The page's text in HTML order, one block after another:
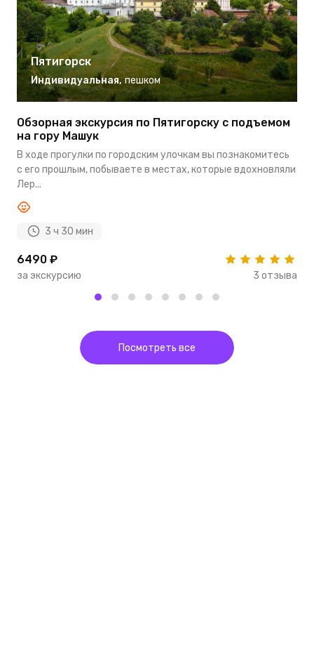
Пятигорск
Индивидуальная, пешком
Обзорная экскурсия по Пятигорску с подъемом
на гору Машук
В ходе прогулки по городским улочкам вы познакомитесь
с его прошлым, побываете в местах, которые вдохновляли
Лер...
3 ч 30 мин
6490 ₽
за экскурсию 3 отзыва
Посмотреть все